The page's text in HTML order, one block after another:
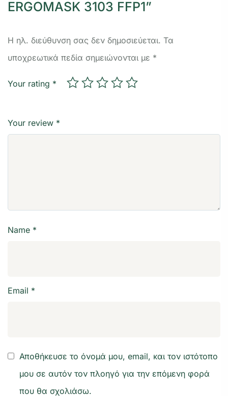
ERGOMASK 3103 FFP1”
Η ηλ. διεύθυνση σας δεν δημοσιεύεται. Τα
υποχρεωτικά πεδία σημειώνονται με *
Your rating *
Your review *
Name *
Email *
Αποθήκευσε το όνομά μου, email, και τον ιστότοπο
μου σε αυτόν τον πλοηγό για την επόμενη φορά
που θα σχολιάσω.